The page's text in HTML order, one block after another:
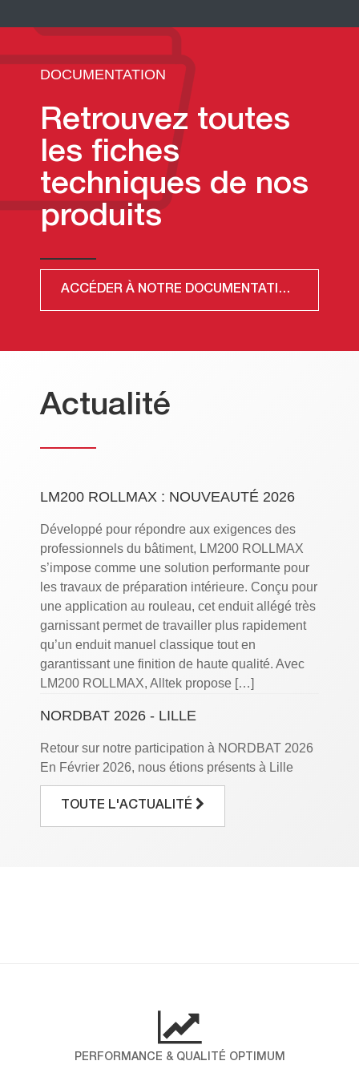
DOCUMENTATION
Retrouvez toutes
les fiches
techniques de nos
produits
ACCÉDER À NOTRE DOCUMENTATION
Actualité
LM200 ROLLMAX : NOUVEAUTÉ 2026
Développé pour répondre aux exigences des
professionnels du bâtiment, LM200 ROLLMAX
s’impose comme une solution performante pour
les travaux de préparation intérieure. Conçu pour
une application au rouleau, cet enduit allégé très
garnissant permet de travailler plus rapidement
qu’un enduit manuel classique tout en
garantissant une finition de haute qualité. Avec
LM200 ROLLMAX, Alltek propose […]
NORDBAT 2026 - LILLE
Retour sur notre participation à NORDBAT 2026
En Février 2026, nous étions présents à Lille
Grand Palais à l’occasion du salon NORDBAT,
le rendez-vous incontournable des
professionnels du bâtiment. Pendant trois jours,
nous avons réalisé une enquête NPS (Net
Promoter Score), un indicateur international qui
évalue la probabilité que nos clients nous
TOUTE L'ACTUALITÉ
PERFORMANCE & QUALITÉ OPTIMUM